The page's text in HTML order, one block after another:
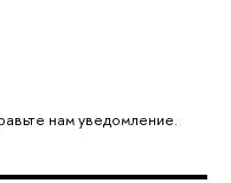
нам уведомление.